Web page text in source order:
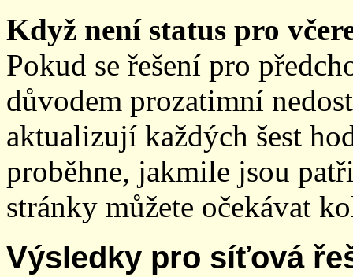
Když není status pro
Pokud se řešení pro
důvodem prozatimní
aktualizují každých šest
proběhne, jakmile jsou
stránky můžete očekávat
Výsledky pro síťová